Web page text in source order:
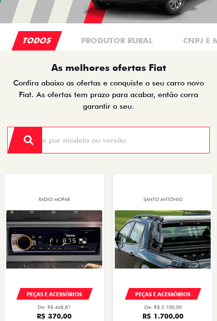
TODOS PRODUTOR RURAL CNPJ E
As melhores ofertas Fiat
Confira abaixo as ofertas e conquiste o seu carro novo
Fiat. As ofertas tem prazo para acabar, então corra
garantir o seu.
RÁDIO MOPAR
PEÇAS E ACESSÓRIOS
De: R$ 468,81
R$ 370,00
SANTO ANTÔNIO
PEÇAS E ACESSÓRIOS
De: R$ 2.100,00
R$ 1.700,00